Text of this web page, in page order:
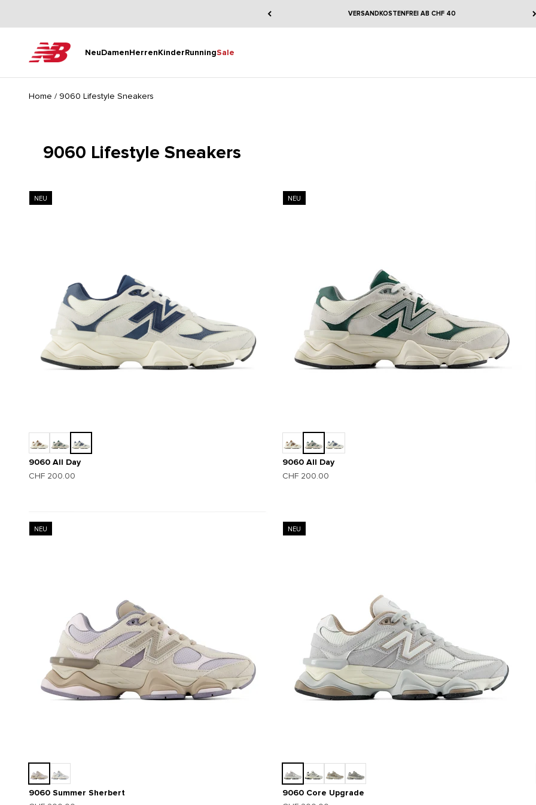
VERSANDKOSTENFREI AB CHF 40
NeuDamenHerrenKinderRunningSale
New Balance
Home / 9060 Lifestyle Sneakers
9060 Lifestyle Sneakers
NEU
9060 All Day
Angebot
CHF 200.00
NEU
9060 All Day
Angebot
CHF 200.00
NEU
9060 Summer Sherbert
NEU
9060 Core Upgrade